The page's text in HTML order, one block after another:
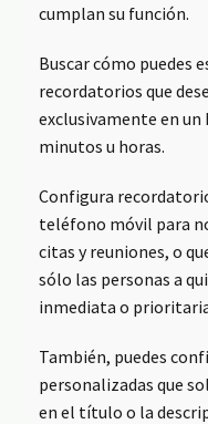
cumplan su función.
Buscar cómo puedes
recordatorios que
exclusivamente en un
minutos u horas.
Configura
teléfono móvil para
citas y reuniones, o
sólo las personas a
inmediata o
También, puedes
personalizadas que
en el título o la